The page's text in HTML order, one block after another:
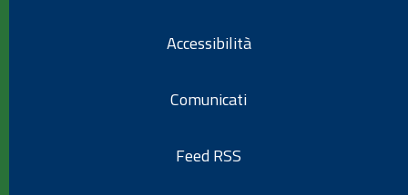
Accessibilità
Comunicati
Feed RSS